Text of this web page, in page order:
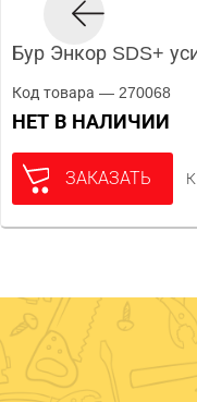
Бур Энкор SDS+
Код товара — 270068
НЕТ В НАЛИЧИИ
ЗАКАЗАТЬ